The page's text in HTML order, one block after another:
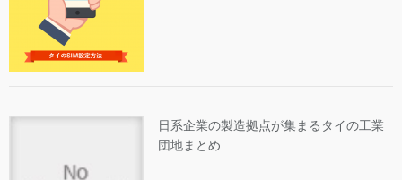
日系企業の製造拠点が集まるタイの工業
団地まとめ